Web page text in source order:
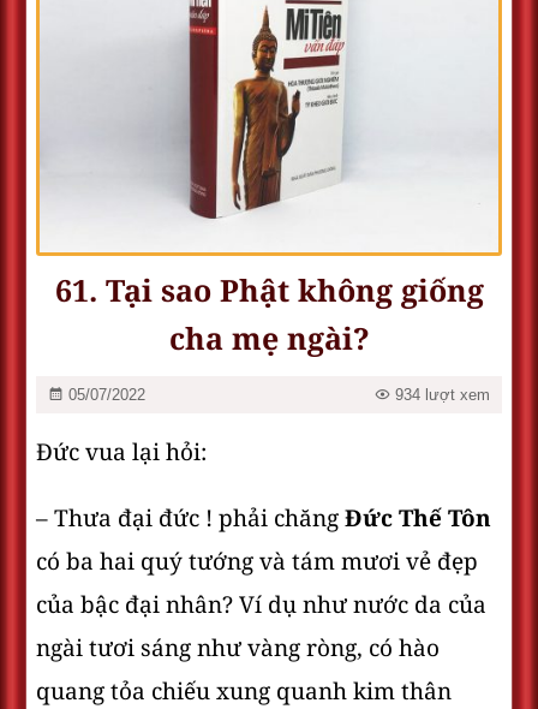
61. Tại sao Phật không giống
cha mẹ ngài?
05/07/2022 934 lượt xem
Đức vua lại hỏi:
– Thưa đại đức ! phải chăngĐức Thế Tôn
có ba hai quý tướng và tám mươi vẻ đẹp
của bậc đại nhân? Ví dụ như nước da của
ngài tươi sáng như vàng ròng, có hào
quang tỏa chiếu xung quanh kim thân